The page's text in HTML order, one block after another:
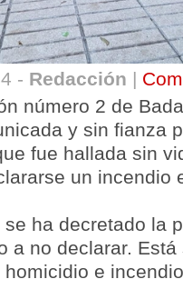
- Redacción |
número 2 de
y sin fianza
fue hallada sin
un incendio
ha decretado la
a no declarar.
e